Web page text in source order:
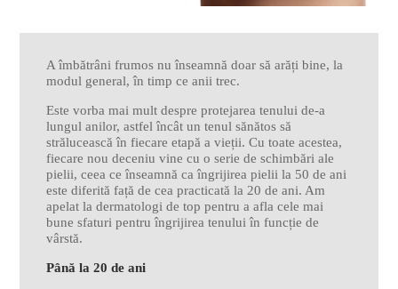
A îmbătrâni frumos nu înseamnă doar să arăți bine, la
modul general, în timp ce anii trec.
Este vorba mai mult despre protejarea tenului de-a
lungul anilor, astfel încât un tenul sănătos să
strălucească în fiecare etapă a vieții. Cu toate acestea,
fiecare nou deceniu vine cu o serie de schimbări ale
pielii, ceea ce înseamnă ca îngrijirea pielii la 50 de ani
este diferită față de cea practicată la 20 de ani. Am
apelat la dermatologi de top pentru a afla cele mai
bune sfaturi pentru îngrijirea tenului în funcție de
vârstă.
Până la 20 de ani